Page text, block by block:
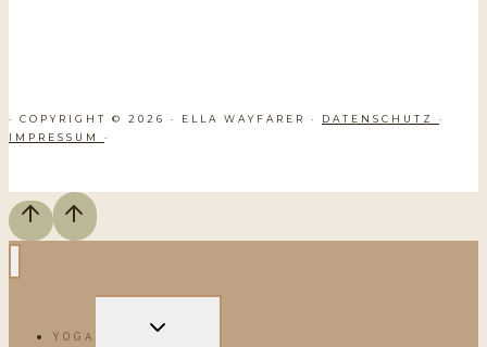
· COPYRIGHT © 2026 · ELLA WAYFARER · DATENSCHUTZ ·
IMPRESSUM ·
YOGA
UNTERMENÜ